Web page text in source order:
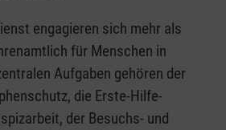
engagieren sich mehr als
für Menschen in
Aufgaben gehören der
die Erste-Hilfe-
der Besuchs- und